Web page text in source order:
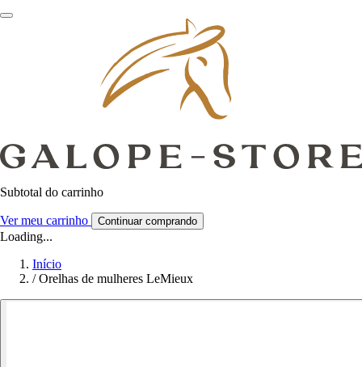
Subtotal do carrinho
Ver meu carrinho Continuar comprando
Loading...
Início
/ Orelhas de mulheres LeMieux